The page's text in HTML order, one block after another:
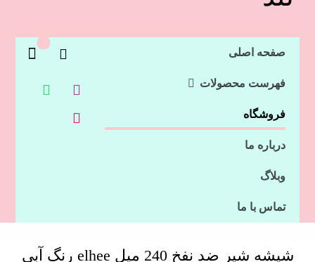
صفحه اصلی
فهرست محصولات
فروشگاه
درباره ما
وبلاگ
تماس با ما
شیشه شیر ضد نفخ 240 میل elhee رنگ آبی